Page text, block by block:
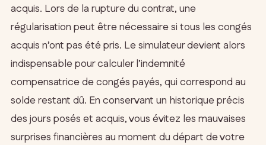
acquis. Lors de la rupture du contrat, une
régularisation peut être nécessaire si tous les congés
acquis n’ont pas été pris. Le simulateur devient alors
indispensable pour calculer l’indemnité
compensatrice de congés payés, qui correspond au
solde restant dû. En conservant un historique précis
des jours posés et acquis, vous évitez les mauvaises
surprises financières au moment du départ de votre